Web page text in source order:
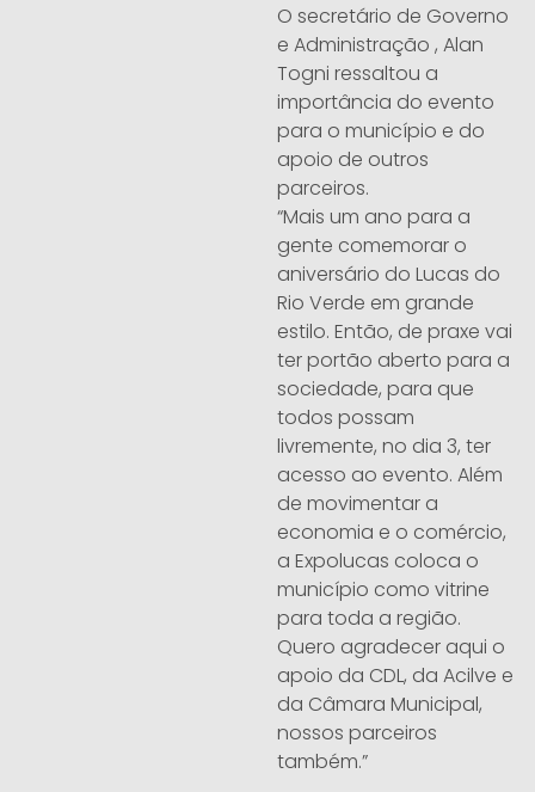
O secretário de Governo
e Administração , Alan
Togni ressaltou a
importância do evento
para o município e do
apoio de outros
parceiros.
“Mais um ano para a
gente comemorar o
aniversário do Lucas do
Rio Verde em grande
estilo. Então, de praxe vai
ter portão aberto para a
sociedade, para que
todos possam
livremente, no dia 3, ter
acesso ao evento. Além
de movimentar a
economia e o comércio,
a Expolucas coloca o
município como vitrine
para toda a região.
Quero agradecer aqui o
apoio da CDL, da Acilve e
da Câmara Municipal,
nossos parceiros
também.”